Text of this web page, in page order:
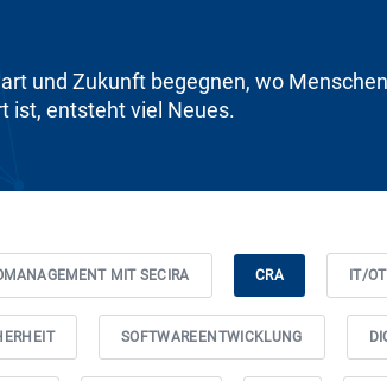
und Zukunft begegnen, wo
ist, entsteht viel Neues.
MIT SECIRA CRA IT/
SOFTWAREENTWICKLUNG